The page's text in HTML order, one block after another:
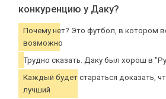
конкуренцию у Даку?
Почему нет? Это футбол, в котором
возможно
Трудно сказать. Даку был хорош в
Каждый будет стараться доказать,
лучший